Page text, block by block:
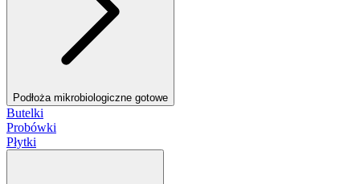
Podłoża mikrobiologiczne gotowe
Butelki
Probówki
Płytki